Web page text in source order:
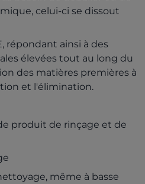
celui-ci se dissout
répondant ainsi à des
élevées tout au long du
des matières premières à
et l'élimination.
produit de rinçage et de
même à basse